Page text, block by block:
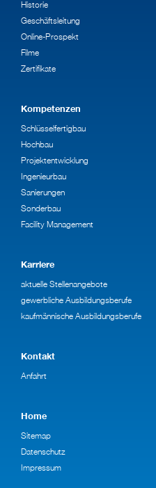
Historie
Geschäftsleitung
Online-Prospekt
Filme
Zertifikate
Kompetenzen
Schlüsselfertigbau
Hochbau
Projektentwicklung
Ingenieurbau
Sanierungen
Sonderbau
Facility Management
Karriere
aktuelle Stellenangebote
gewerbliche Ausbildungsberufe
kaufmännische Ausbildungsberufe
Kontakt
Anfahrt
Home
Sitemap
Datenschutz
Impressum